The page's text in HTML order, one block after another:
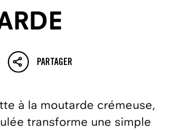
PARTAGER
à la moutarde crémeuse,
transforme une simple